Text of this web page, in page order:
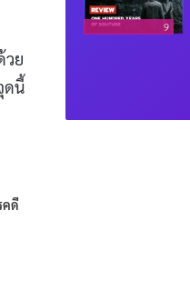
วย
ดนี้
คดี
9